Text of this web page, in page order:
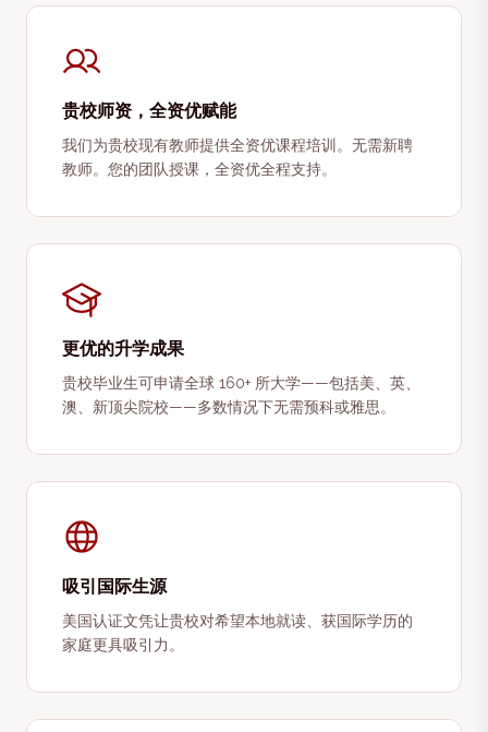
贵校师资，全资优赋能
我们为贵校现有教师提供全资优课程培训。无需新聘
教师。您的团队授课，全资优全程支持。
更优的升学成果
贵校毕业生可申请全球 160+ 所大学——包括美、英、
澳、新顶尖院校——多数情况下无需预科或雅思。
吸引国际生源
美国认证文凭让贵校对希望本地就读、获国际学历的
家庭更具吸引力。